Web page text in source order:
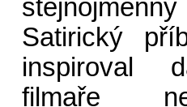
Satirický
inspiroval
filmaře